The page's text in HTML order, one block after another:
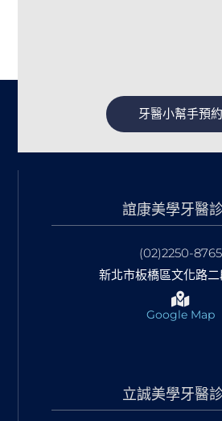
牙醫小幫手預約
誼康美學牙醫
(02)2250-8765
新北市板橋區文化路二
Google Map
立誠美學牙醫